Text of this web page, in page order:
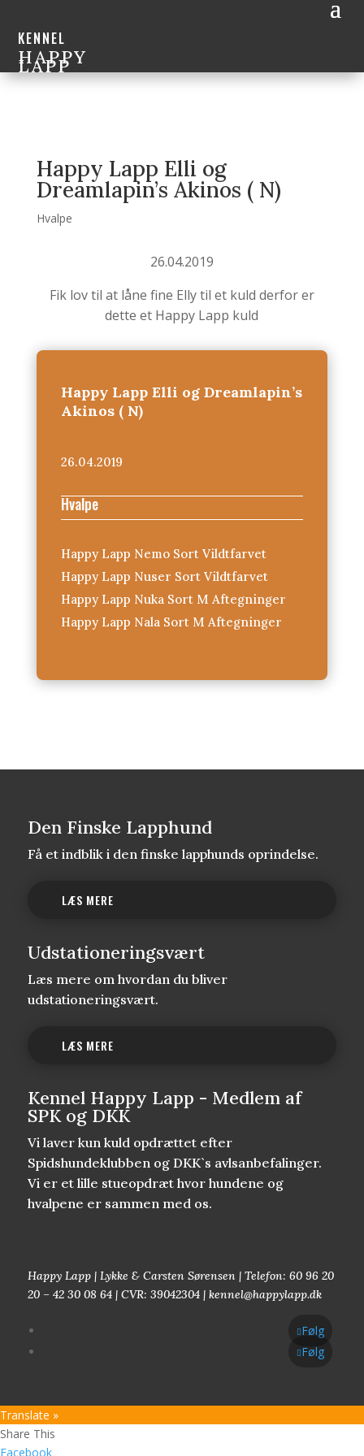
KENNEL
HAPPY
LAPP
Happy Lapp Elli og
Dreamlapin’s Akinos ( N)
Hvalpe
26.04.2019
Fik lov til at låne fine Elly til et kuld derfor er
dette et Happy Lapp kuld
Happy Lapp Elli og Dreamlapin’s
Akinos ( N)
26.04.2019
Hvalpe
Happy Lapp Nemo Sort Vildtfarvet
Happy Lapp Nuser Sort Vildtfarvet
Happy Lapp Nuka Sort M Aftegninger
Happy Lapp Nala Sort M Aftegninger
Den Finske Lapphund
Få et indblik i den finske lapphunds oprindelse.
LÆS MERE
Udstationeringsvært
Læs mere om hvordan du bliver
udstationeringsvært.
LÆS MERE
Kennel Happy Lapp - Medlem af
SPK og DKK
Vi laver kun kuld opdrættet efter
Spidshundeklubben og DKK`s avlsanbefalinger.
Vi er et lille stueopdræt hvor hundene og
hvalpene er sammen med os.
Happy Lapp | Lykke & Carsten Sørensen | Telefon: 60 96 20
20 – 42 30 08 64 | CVR: 39042304 | kennel@happylapp.dk
Følg
Følg
Translate »
Share This
Facebook